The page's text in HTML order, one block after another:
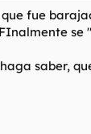
fue
saber,